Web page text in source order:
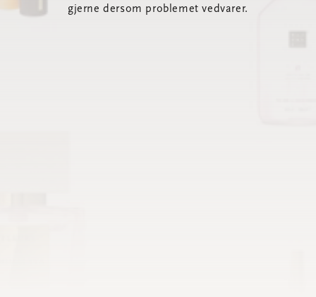
gjerne dersom problemet vedvarer.